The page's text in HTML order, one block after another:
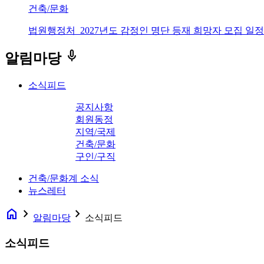
건축/문화
법원행정처_2027년도 감정인 명단 등재 희망자 모집 일
알림마당 keyboard_voice
소식피드
공지사항
회원동정
지역/국제
건축/문화
구인/구직
건축/문화계 소식
뉴스레터
home navigate_next 알림마당 navigate_next 소식피드
소식피드